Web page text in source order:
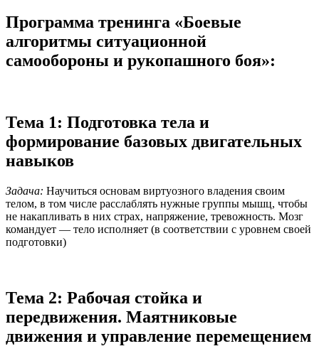
Программа тренинга «Боевые
алгоритмы ситуационной
самообороны и рукопашного боя»:
Тема 1: Подготовка тела и
формирование базовых двигательных
навыков
Задача: Научиться основам виртуозного владения своим
телом, в том числе расслаблять нужные группы мышц, чтобы
не накапливать в них страх, напряжение, тревожность. Мозг
командует — тело исполняет (в соответствии с уровнем своей
подготовки)
Тема 2: Рабочая стойка и
передвижения. Маятниковые
движения и управление перемещением